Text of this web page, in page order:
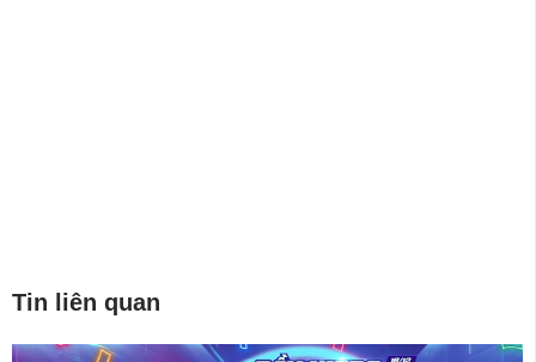
Tin liên quan